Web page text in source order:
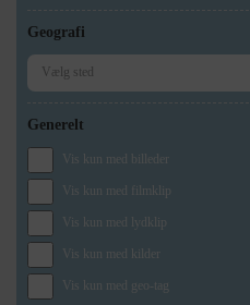
Geografi
Generelt
Vis kun med billeder
Vis kun med filmklip
Vis kun med lydklip
Vis kun med kilder
Vis kun med geo-tag